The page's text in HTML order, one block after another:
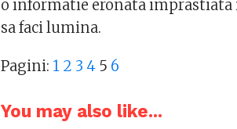
o informatie eronata imprastiata
sa faci lumina.
Pagini: 1 2 3 4 5 6
You may also like...